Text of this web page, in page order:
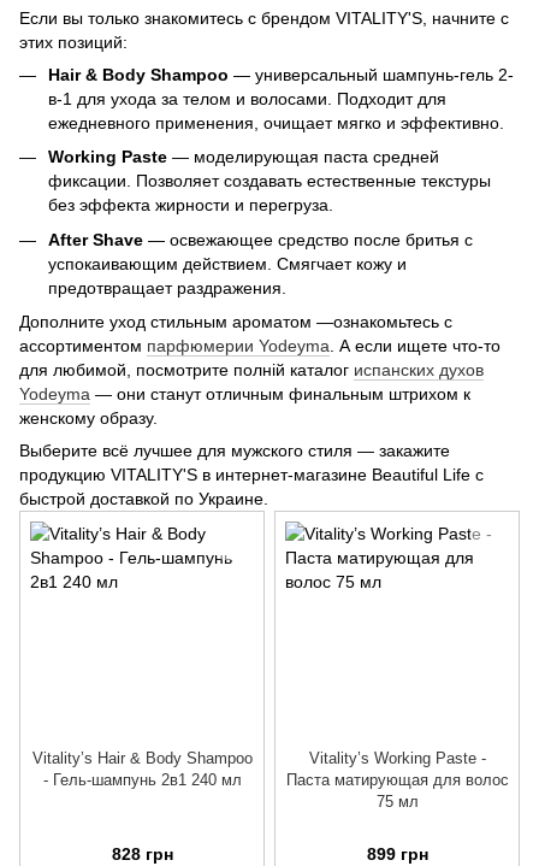
Если вы только знакомитесь с брендом VITALITY'S, начните с
этих позиций:
Hair & Body Shampoo — универсальный шампунь-гель 2-
в-1 для ухода за телом и волосами. Подходит для
ежедневного применения, очищает мягко и эффективно.
Working Paste — моделирующая паста средней
фиксации. Позволяет создавать естественные текстуры
без эффекта жирности и перегруза.
After Shave — освежающее средство после бритья с
успокаивающим действием. Смягчает кожу и
предотвращает раздражения.
Дополните уход стильным ароматом —ознакомьтесь с
ассортиментом парфюмерии Yodeyma. А если ищете что-то
для любимой, посмотрите полній каталог испанских духов
Yodeyma — они станут отличным финальным штрихом к
женскому образу.
Выберите всё лучшее для мужского стиля — закажите
продукцию VITALITY'S в интернет-магазине Beautiful Life с
быстрой доставкой по Украине.
Vitality’s Hair & Body Shampoo
- Гель-шампунь 2в1 240 мл
828 грн
Vitality’s Working Paste -
Паста матирующая для волос
75 мл
899 грн